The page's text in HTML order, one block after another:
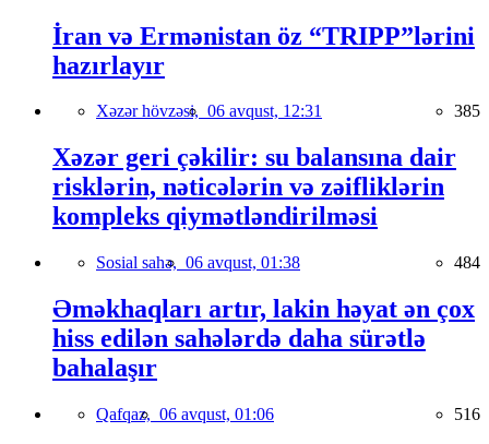
İran və Ermənistan öz “TRIPP”lərini
hazırlayır
Xəzər hövzəsi, 06 avqust, 12:31 385
Xəzər geri çəkilir: su balansına dair
risklərin, nəticələrin və zəifliklərin
kompleks qiymətləndirilməsi
Sosial sahə, 06 avqust, 01:38 484
Əməkhaqları artır, lakin həyat ən çox
hiss edilən sahələrdə daha sürətlə
bahalaşır
Qafqaz, 06 avqust, 01:06 516